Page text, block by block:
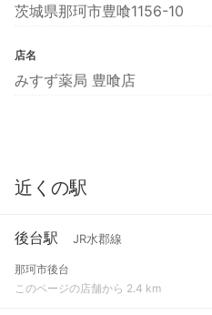
茨城県那珂市豊喰1156-10
店名
みすず薬局 豊喰店
近くの駅
後台駅 JR水郡線
那珂市後台
このページの店舗から 2.4 km